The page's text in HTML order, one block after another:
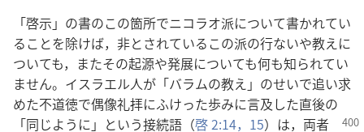
「啓示」の書のこの箇所でニコラオ派について書かれてい
ることを除けば，非とされているこの派の行ないや教えに
ついても，またその起源や発展についても何も知られてい
ません。イスラエル人が「バラムの教え」のせいで追い求
めた不道徳で偶像礼拝にふけった歩みに言及した直後の
「同じよう に」という接続語（啓 2:14，15）は，両者